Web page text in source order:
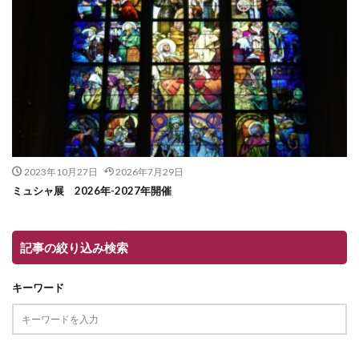
2023年10月27日 2026年7月29日
ミュシャ展 2026年-2027年開催
記事の絞り込み検索
キーワード